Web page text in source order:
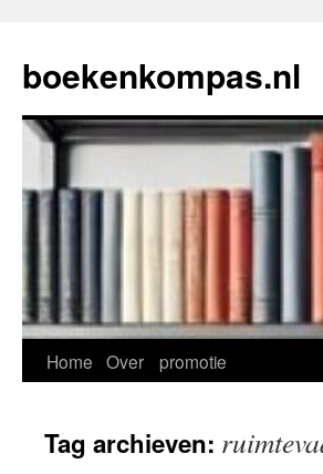
de
inhoud
boekenkompas.nl
Home Over promotie
Tag archieven: